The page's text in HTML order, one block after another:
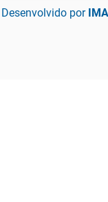
Desenvolvido por